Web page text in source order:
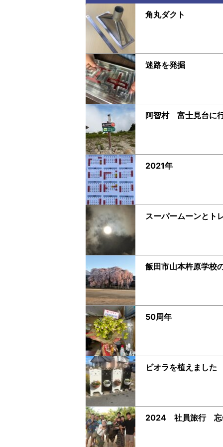
角丸ダクト
迷路を発掘
阿智村 富士見台に
2021年
スーパームーンとト
飯田市山本杵原学校
50周年
ビオラを植えました
2024 社員旅行 忘